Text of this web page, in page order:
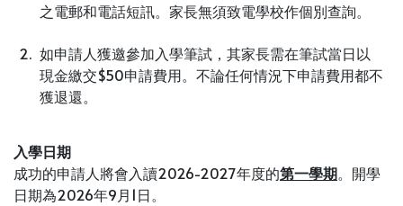
之電郵和電話短訊。家長無須致電學校作個別查詢。
2. 如申請人獲邀參加入學筆試，其家長需在筆試當日以
現金繳交$50申請費用。不論任何情況下申請費用都不
獲退還。
入學日期
成功的申請人將會入讀2026-2027年度的第一學期。開學
日期為2026年9月1日。